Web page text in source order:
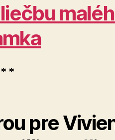
*
pre